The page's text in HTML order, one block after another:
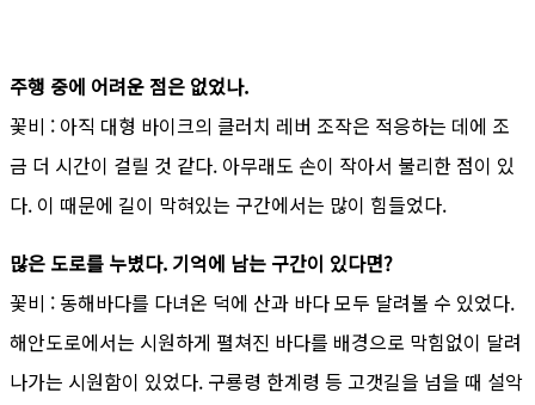
주행 중에 어려운 점은 없었나.
꽃비 : 아직 대형 바이크의 클러치 레버 조작은 적응하는 데에 조
금 더 시간이 걸릴 것 같다. 아무래도 손이 작아서 불리한 점이 있
다. 이 때문에 길이 막혀있는 구간에서는 많이 힘들었다.
많은 도로를 누볐다. 기억에 남는 구간이 있다면?
꽃비 : 동해바다를 다녀온 덕에 산과 바다 모두 달려볼 수 있었다.
해안도로에서는 시원하게 펼쳐진 바다를 배경으로 막힘없이 달려
나가는 시원함이 있었다. 구룡령 한계령 등 고갯길을 넘을 때 설악